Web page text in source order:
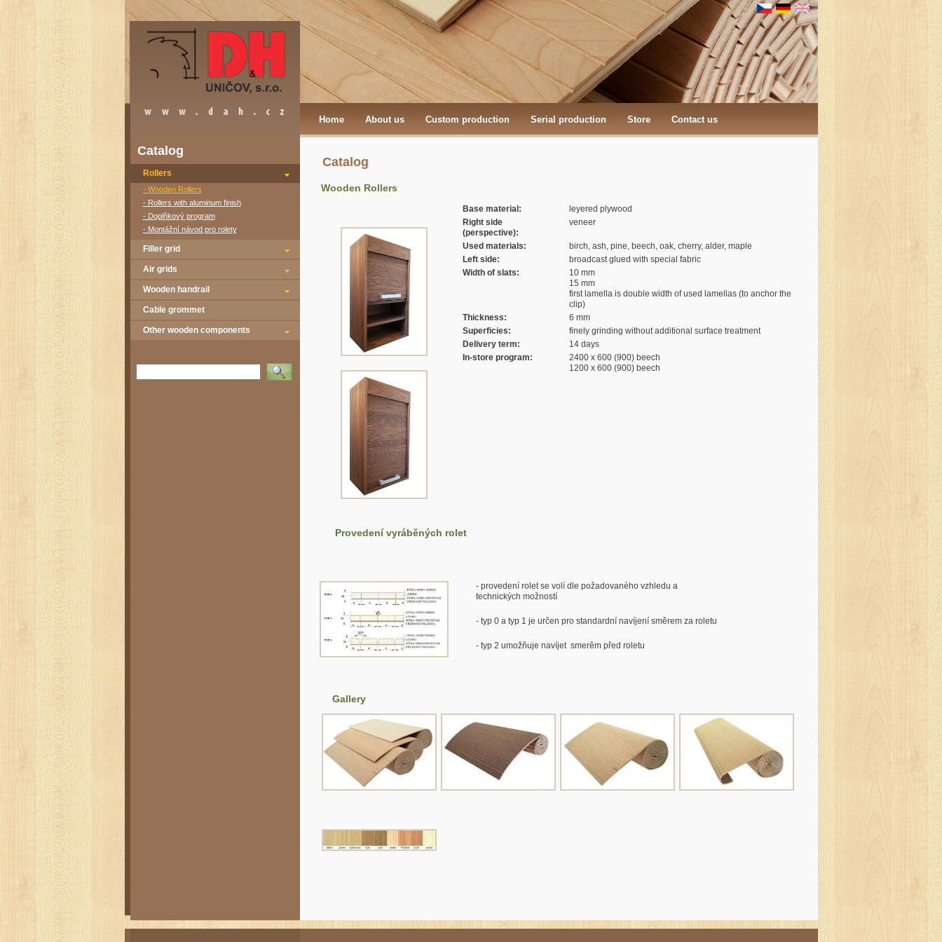
Home About us Custom production Serial production Store Contact us
Catalog
Rollers
- Wooden Rollers
- Rollers with aluminum finish
- Doplňkový program
- Montážní návod pro rolety
Filler grid
Air grids
Wooden handrail
Cable grommet
Other wooden components
Vyhledat
Catalog
Wooden Rollers
Base material:
leyered plywood
Right side
(perspective):
veneer
Used materials:
birch, ash, pine, beech, oak, cherry, alder, maple
Left side:
broadcast glued with special fabric
Width of slats:
10 mm
15 mm
first lamella is double width of used lamellas (to anchor the
clip)
Thickness:
6 mm
Superficies:
finely grinding without additional surface treatment
Delivery term:
14 days
In-store program:
2400 x 600 (900) beech
1200 x 600 (900) beech
Provedení vyráběných rolet
- provedení rolet se volí dle požadovaného vzhledu a
technických možností
- typ 0 a typ 1 je určen pro standardní navíjení směrem za roletu
- typ 2 umožňuje navíjet smerěm před roletu
Gallery